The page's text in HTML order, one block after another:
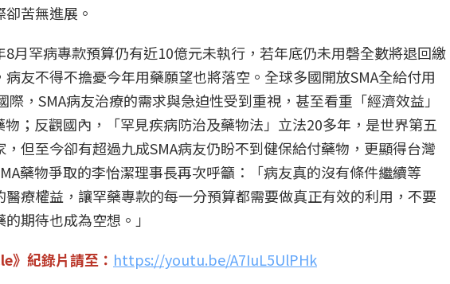
苦無進展。
月罕病專款預算仍有近10億元未執行，若年底仍未用磬全數將退回繳
友不得不擔憂今年用藥願望也將落空。全球多國開放SMA全給付用
，SMA病友治療的需求與急迫性受到重視，甚至看重「經濟效益」
；反觀國內，「罕見疾病防治及藥物法」立法20多年，是世界第五
但至今卻有超過九成SMA病友仍盼不到健保給付藥物，更顯得台灣
藥物爭取的李怡潔理事長再次呼籲：「病友真的沒有條件繼續等
療權益，讓罕藥專款的每一分預算都需要做真正有效的利用，不要
期待也成為空想。」
紀錄片請至： https://youtu.be/A7IuL5UlPHk